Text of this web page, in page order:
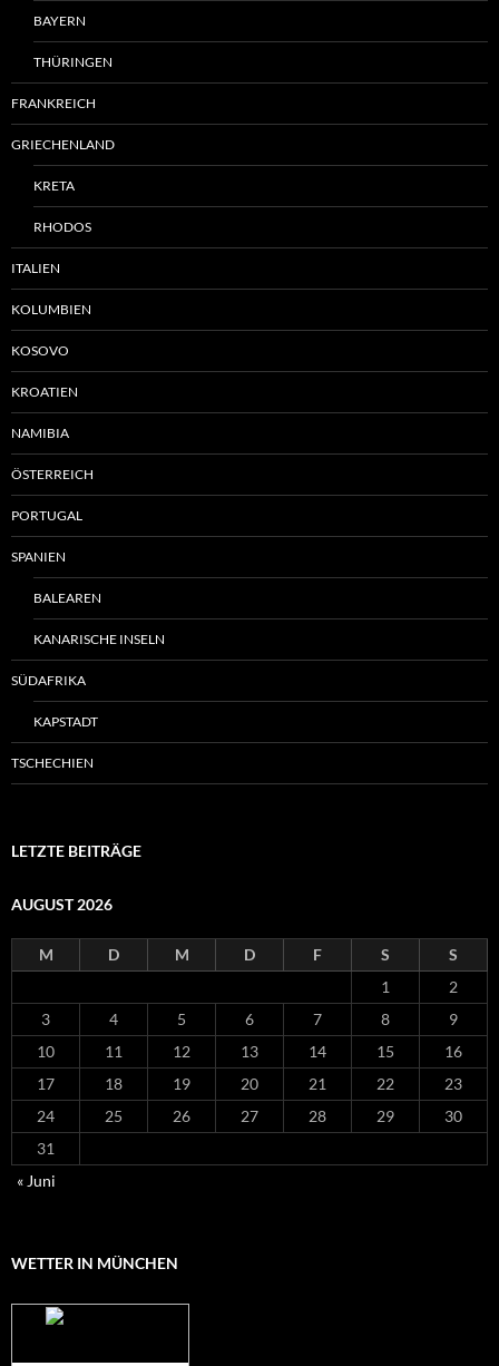
BAYERN
THÜRINGEN
FRANKREICH
GRIECHENLAND
KRETA
RHODOS
ITALIEN
KOLUMBIEN
KOSOVO
KROATIEN
NAMIBIA
ÖSTERREICH
PORTUGAL
SPANIEN
BALEAREN
KANARISCHE INSELN
SÜDAFRIKA
KAPSTADT
TSCHECHIEN
LETZTE BEITRÄGE
AUGUST 2026
M D M D F S
S
1
2
3
4 5 6 7 8
9
10
11 12 13 14 15
16
17
18 19 20 21 22
23
24
25 26 27 28 29
30
31
« Juni
WETTER IN MÜNCHEN